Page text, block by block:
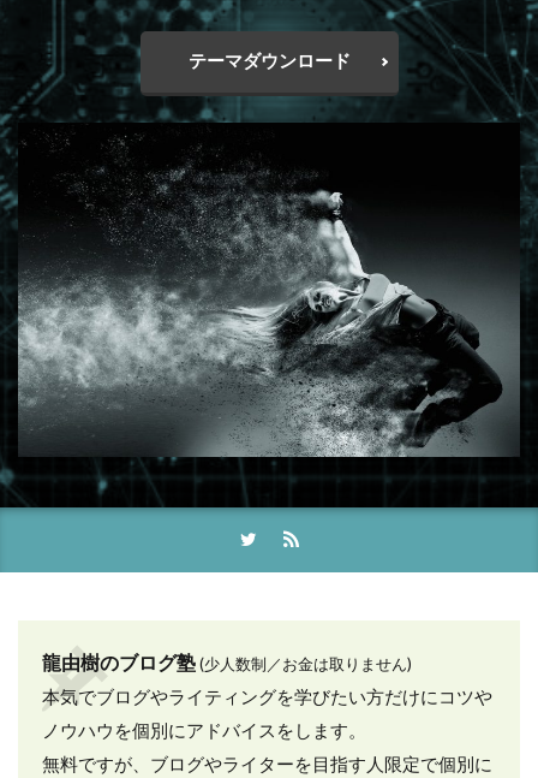
テーマダウンロード
龍由樹のブログ塾(少人数制／お金は取りません)
本気でブログやライティングを学びたい方だけにコツや
ノウハウを個別にアドバイスをします。
無料ですが、ブログやライターを目指す人限定で個別に